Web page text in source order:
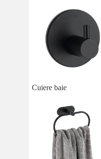
Cuiere baie